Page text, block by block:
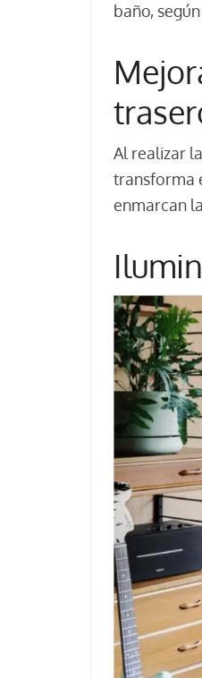
baño,
Al realizar
transforma
enmarcan